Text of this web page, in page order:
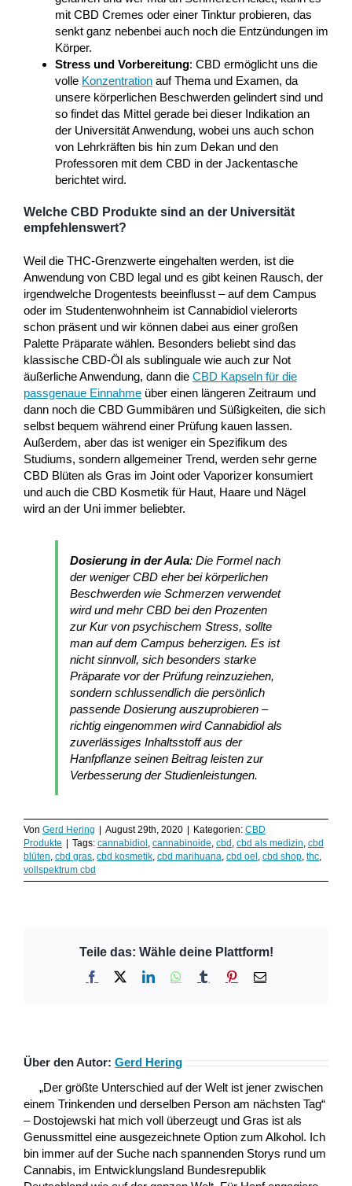
mit CBD Cremes oder einer Tinktur probieren, das
senkt ganz nebenbei auch noch die Entzündungen im
Körper.
Stress und Vorbereitung: CBD ermöglicht uns die
volle Konzentration auf Thema und Examen, da
unsere körperlichen Beschwerden gelindert sind und
so findet das Mittel gerade bei dieser Indikation an
der Universität Anwendung, wobei uns auch schon
von Lehrkräften bis hin zum Dekan und den
Professoren mit dem CBD in der Jackentasche
berichtet wird.
Welche CBD Produkte sind an der Universität
empfehlenswert?
Weil die THC-Grenzwerte eingehalten werden, ist die
Anwendung von CBD legal und es gibt keinen Rausch, der
irgendwelche Drogentests beeinflusst – auf dem Campus
oder im Studentenwohnheim ist Cannabidiol vielerorts
schon präsent und wir können dabei aus einer großen
Palette Präparate wählen. Besonders beliebt sind das
klassische CBD-Öl als sublinguale wie auch zur Not
äußerliche Anwendung, dann die CBD Kapseln für die
passgenaue Einnahme über einen längeren Zeitraum und
dann noch die CBD Gummibären und Süßigkeiten, die sich
selbst bequem während einer Prüfung kauen lassen.
Außerdem, aber das ist weniger ein Spezifikum des
Studiums, sondern allgemeiner Trend, werden sehr gerne
CBD Blüten als Gras im Joint oder Vaporizer konsumiert
und auch die CBD Kosmetik für Haut, Haare und Nägel
wird an der Uni immer beliebter.
Dosierung in der Aula: Die Formel nach
der weniger CBD eher bei körperlichen
Beschwerden wie Schmerzen verwendet
wird und mehr CBD bei den Prozenten
zur Kur von psychischem Stress, sollte
man auf dem Campus beherzigen. Es ist
nicht sinnvoll, sich besonders starke
Präparate vor der Prüfung reinzuziehen,
sondern schlussendlich die persönlich
passende Dosierung auszuprobieren –
richtig eingenommen wird Cannabidiol als
zuverlässiges Inhaltsstoff aus der
Hanfpflanze seinen Beitrag leisten zur
Verbesserung der Studienleistungen.
Von Gerd Hering August 29th, 2020 Kategorien: CBD
Produkte
Tags: cannabidiol , cannabinoide, cbd , cbd als medizin, cbd
blüten, cbd gras, cbd kosmetik, cbd marihuana, cbd oel , cbd shop, thc,
vollspektrum cbd
Teile das: Wähle deine Plattform!
Facebook LinkedInWhatsApp
Tumblr Pinterest
E-
Über den Autor: Gerd Hering
„Der größte Unterschied auf der Welt ist jener zwischen
einem Trinkenden und derselben Person am nächsten Tag“
– Dostojewski hat mich voll überzeugt und Gras ist als
Genussmittel eine ausgezeichnete Option zum Alkohol. Ich
bin immer auf der Suche nach spannenden Storys rund um
Cannabis, im Entwicklungsland Bundesrepublik